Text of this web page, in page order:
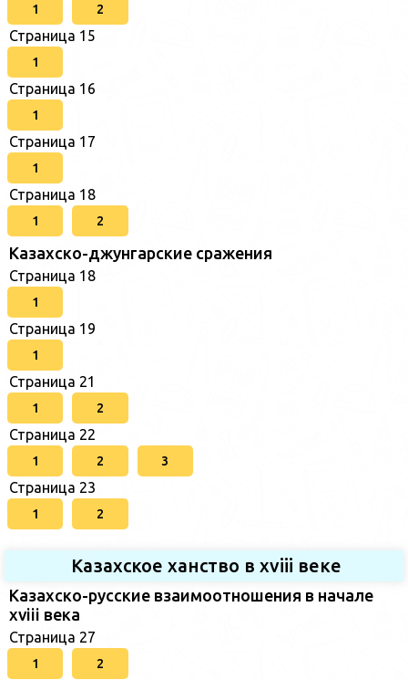
1 2
Страница 15
1
Страница 16
1
Страница 17
1
Страница 18
1 2
Казахско-джунгарские сражения
Страница 18
1
Страница 19
1
Страница 21
1 2
Страница 22
1 2 3
Страница 23
1 2
Казахское ханство в хviii веке
Казахско-русские взаимоотношения в начале
xviii века
Страница 27
1 2